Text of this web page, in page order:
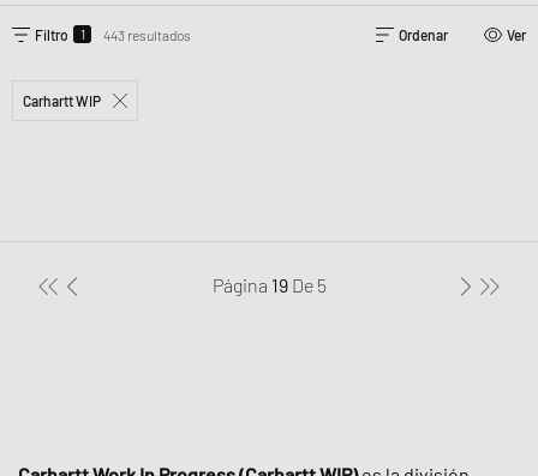
Filtro 1 443 resultados Ordenar Ver
Carhartt WIP
Página 19 De 5